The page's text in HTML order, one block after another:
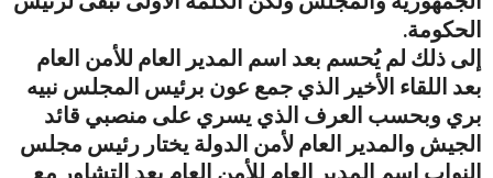
الحكومة.
إلى ذلك لم يُحسم بعد اسم المدير العام للأمن العام
بعد اللقاء الأخير الذي جمع عون برئيس المجلس نبيه
بري وبحسب العرف الذي يسري على منصبي قائد
الجيش والمدير العام لأمن الدولة يختار رئيس مجلس
النواب اسم المدير العام للأمن العام بعد التشاور مع